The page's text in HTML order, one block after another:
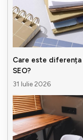
Care este
SEO?
31 Iulie 2026